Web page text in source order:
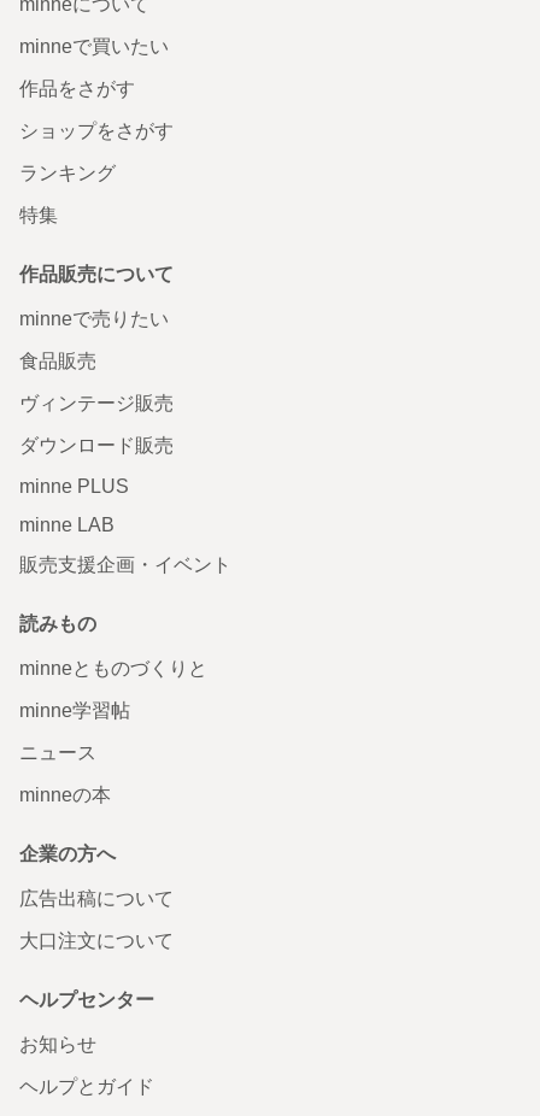
minneで買いたい
作品をさがす
ショップをさがす
ランキング
特集
作品販売について
minneで売りたい
食品販売
ヴィンテージ販売
ダウンロード販売
minne PLUS
minne LAB
販売支援企画・イベント
読みもの
minneとものづくりと
minne学習帖
ニュース
minneの本
企業の方へ
広告出稿について
大口注文について
ヘルプセンター
お知らせ
ヘルプとガイド